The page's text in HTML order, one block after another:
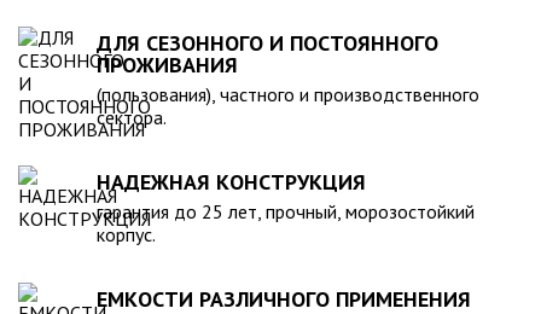
ДЛЯ СЕЗОННОГО И ПОСТОЯННОГО
ПРОЖИВАНИЯ
(пользования), частного и производственного
сектора.
НАДЕЖНАЯ КОНСТРУКЦИЯ
гарантия до 25 лет, прочный, морозостойкий
корпус.
ЕМКОСТИ РАЗЛИЧНОГО ПРИМЕНЕНИЯ